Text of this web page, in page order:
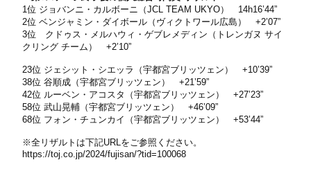
1位 ジョバンニ・カルボーニ（JCL TEAM UKYO） 14h16’44”
2位 ベンジャミン・ダイボール（ヴィクトワール広島） +2’07”
3位 クドゥス・メルハウィ・ゲブレメディン（トレンガヌ サイ
クリング チーム） +2’10”
23位 ジェシット・シエッラ（宇都宮ブリッツェン） +10’39”
38位 谷順成（宇都宮ブリッツェン） +21’59”
42位 ルーベン・アコスタ（宇都宮ブリッツェン） +27’23”
58位 武山晃輔（宇都宮ブリッツェン） +46’09”
68位 フォン・チュンカイ（宇都宮ブリッツェン） +53’44”
※全リザルトは下記URLをご参照ください。
https://toj.co.jp/2024/fujisan/?tid=100068